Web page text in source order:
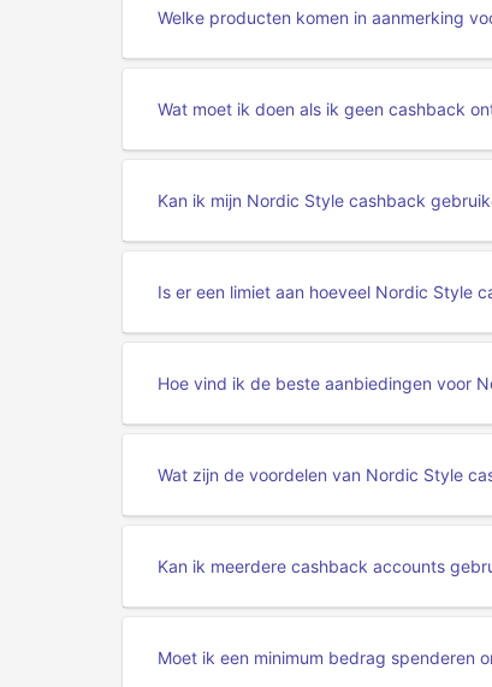
Welke producten komen in aanmerking
Wat moet ik doen als ik geen cashback
Kan ik mijn Nordic Style cashback
Is er een limiet aan hoeveel Nordic Style
Hoe vind ik de beste aanbiedingen voor
Wat zijn de voordelen van Nordic Style
Kan ik meerdere cashback accounts
Moet ik een minimum bedrag spenderen